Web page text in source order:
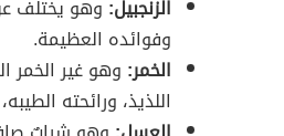
الزنجبيل: وهو يختلف
وفوائده العظيمة.
الخمر: وهو غير الخمر
اللذيذ، ورائحته